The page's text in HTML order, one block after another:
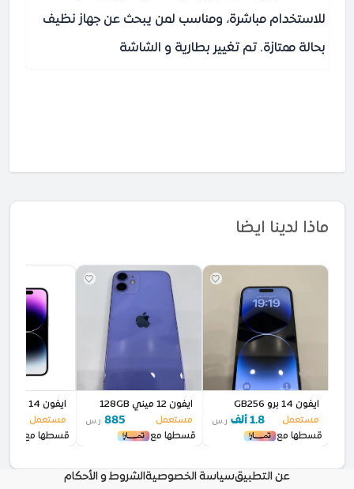
للاستخدام مباشرة، ومناسب لمن يبحث عن جهاز نظيف
بحالة ممتازة. تم تغيير بطارية و الشاشة
ماذا لدينا ايضا
ايفون 14 برو GB256
مستعمل
1.8 ألف ر.س
قسطها مع
ايفون 12 ميني 128GB
مستعمل
885 ر.س
قسطها مع
ايفون 14 برو 256 قيقا
مستعمل
قسطها مع
عن التطبيقسياسة الخصوصيةالشروط و الأحكام